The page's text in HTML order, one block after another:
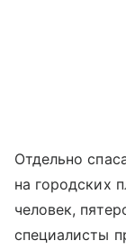
Отдельно
на городских
человек,
специалисты